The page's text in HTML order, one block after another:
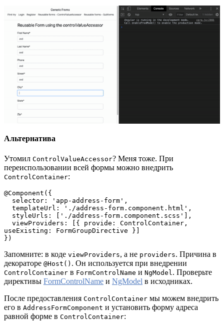
Альтернатива
Утомил ControlValueAccessor? Меня тоже. При
переиспользовании всей формы можно внедрить
ControlContainer:
@Component({
useExisting: FormGroupDirective }]
})
Запомните: в коде viewProviders, а не providers. Причина в
декораторе @Host() . Он используется при внедрении
ControlContainer в FormControlName и NgModel . Проверьте
директивы FormControlName и NgModel в исходниках.
После предоставления ControlContainer мы можем внедрить
его в AddressFormComponent и установить форму адреса
равной форме в ControlContainer: